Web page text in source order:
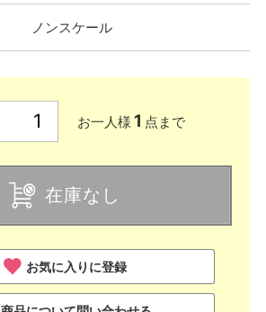
ノンスケール
お一人様 1 点まで
在庫なし
お気に入りに登録